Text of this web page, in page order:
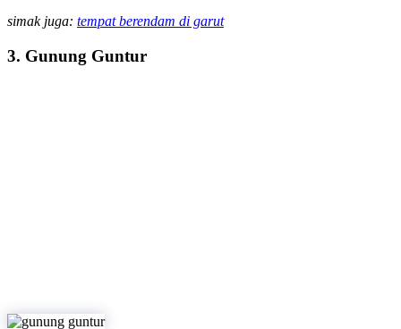
simak juga: tempat berendam di garut
3. Gunung Guntur